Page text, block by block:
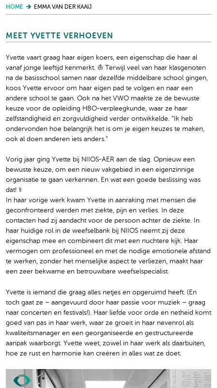
HOME EMMA VAN DER KAAIJ
MEET YVETTE VERHOEVEN
Yvette vaart graag haar eigen koers, een eigenschap die haar al
vanaf jonge leeftijd kenmerkt. ⛵️ Terwijl veel van haar klasgenoten
na de basisschool samen naar dezelfde middelbare school gingen,
koos Yvette ervoor om haar eigen pad te volgen en naar een
andere school te gaan. Ook na het VWO maakte ze de bewuste
keuze voor de opleiding HBO-verpleegkunde, waar ze haar
zelfstandigheid en zorgvuldigheid verder ontwikkelde. “Ik heb
ondervonden hoe belangrijk het is om je eigen keuzes te maken,
ook al doen anderen iets anders.”
Vorig jaar ging Yvette bij NIIOS-AER aan de slag. Opnieuw een
bewuste keuze, om een nieuw vakgebied in een eigenzinnige
organisatie te gaan verkennen. En wat een goede beslissing was
dat! ‍⚕️
In haar vorige werk kwam Yvette in aanraking met mensen die
geconfronteerd werden met ziekte, pijn en verlies. In deze
contacten had zij aandacht voor de persoon achter de ziekte. In
haar huidige rol in de weefselbank bij NIIOS neemt zij deze
eigenschap mee en combineert dit met een nuchtere kijk. Haar
vermogen om professioneel en met de nodige emotionele afstand
te werken, zonder het menselijke aspect te verliezen, maakt haar
een zeer bekwame en betrouwbare weefselspecialist.
Yvette is iemand die graag alles netjes en opgeruimd heeft. (En
toch gaat ze – aangevuurd door haar passie voor muziek – graag
naar concerten en festivals!). Haar liefde voor orde en netheid komt
goed van pas in haar werk, waar ze groeit in haar nevenrol als
kwaliteitsmanager en een georganiseerde en gestructureerde
aanpak waarborgt. Yvette weet, zowel in haar werk als daarbuiten,
hoe ze rust en harmonie kan creëren in alles wat ze doet.
Video
Player